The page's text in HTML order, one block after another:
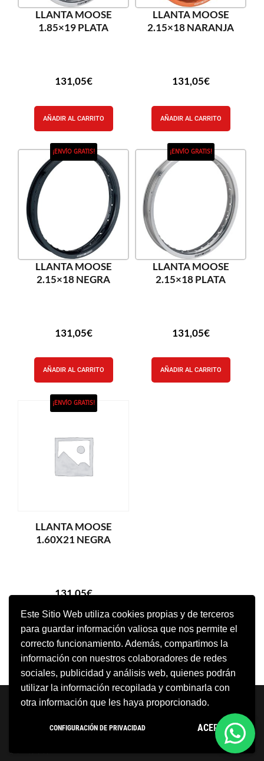
Este Sitio Web utiliza cookies propias y de terceros
para guardar información valiosa que nos permite el
correcto funcionamiento. Además, compartimos la
información con nuestros colaboradores de redes
sociales, publicidad y análisis web, quienes podrán
utilizar la información recopilada y combinarla con
otra información que les haya proporcionado.
CONFIGURACIÓN DE PRIVACIDAD ACEPTO
LLANTA MOOSE
1.85×19 PLATA
131,05€
AÑADIR AL CARRITO
LLANTA MOOSE
2.15×18 NARANJA
131,05€
AÑADIR AL CARRITO
¡ENVÍO GRATIS!
LLANTA MOOSE
2.15×18 NEGRA
131,05€
AÑADIR AL CARRITO
¡ENVÍO GRATIS!
LLANTA MOOSE
2.15×18 PLATA
131,05€
AÑADIR AL CARRITO
¡ENVÍO GRATIS!
LLANTA MOOSE
1.60X21 NEGRA
131,05€
AÑADIR AL CARRITO
Neve | Funciona gracias a WordPress
Condiciones Generales